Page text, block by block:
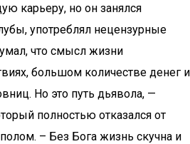
карьеру, но он занялся
употреблял нецензурные
что смысл жизни
большом количестве денег и
Но это путь дьявола, —
полностью отказался от
– Без Бога жизнь скучна и